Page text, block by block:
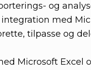
og
med
tilpasse og
Microsoft